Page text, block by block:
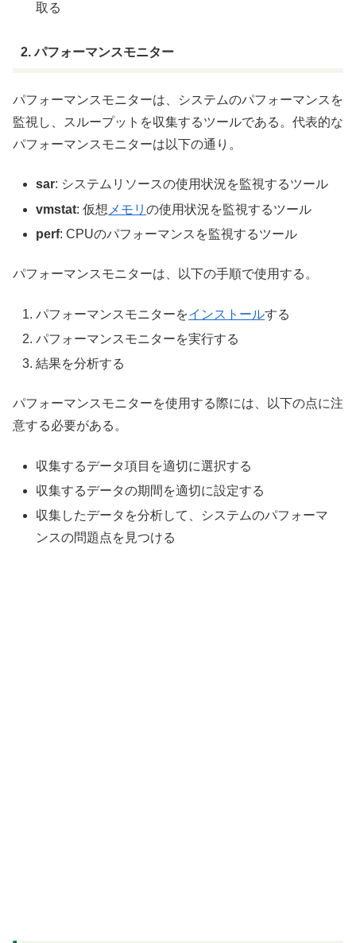
取る
2. パフォーマンスモニター
パフォーマンスモニターは、システムのパフォーマンスを
監視し、スループットを収集するツールである。代表的な
パフォーマンスモニターは以下の通り。
sar: システムリソースの使用状況を監視するツール
vmstat: 仮想 メモリの使用状況を監視するツール
perf: CPUのパフォーマンスを監視するツール
パフォーマンスモニターは、以下の手順で使用する。
パフォーマンスモニターをインストールする
パフォーマンスモニターを実行する
結果を分析する
パフォーマンスモニターを使用する際には、以下の点に注
意する必要がある。
収集するデータ項目を適切に選択する
収集するデータの期間を適切に設定する
収集したデータを分析して、システムのパフォーマ
ンスの問題点を見つける